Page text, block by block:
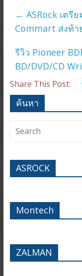
← ASRock เตรี
Commart ส่งท้า
รีวิว Pioneer
BD/DVD/CD
Share This Post:
ค้นหา
ASROCK
Montech
ZALMAN